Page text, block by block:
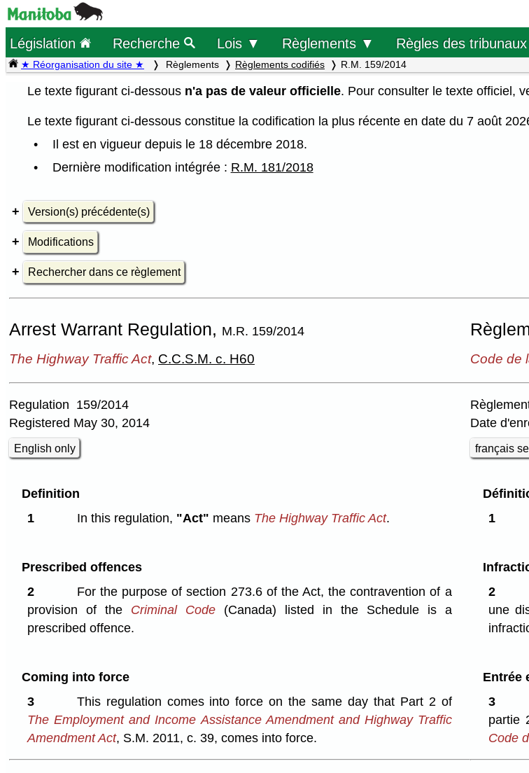
Législation Recherche Lois ▼ Règlements ▼ Règles des
★ Réorganisation du site ★ Règlements Règlements codifiés R.M. 159/2014
Le texte figurant ci-dessous n'a pas de valeur officielle. Pour consulter le texte officiel,
Le texte figurant ci-dessous constitue la codification la plus récente en date du 7 août
Il est en vigueur depuis le 18 décembre 2018.
Dernière modification intégrée : R.M. 181/2018
Version(s) précédente(s)
Modifications
Rechercher dans ce règlement
Arrest Warrant Regulation, M.R. 159/2014
The Highway Traffic Act, C.C.S.M. c. H60 Code de
Regulation 159/2014
Registered May 30, 2014
English only
Date
français
Definition
1
In this regulation, "Act" means The Highway Traffic Act.
1
Prescribed offences
2
For the purpose of section 273.6 of the Act, the contravention of a
provision of the Criminal Code (Canada) listed in the Schedule is a
prescribed offence.
2
une
Coming into force
3
This regulation comes into force on the same day that Part 2 of
The Employment and Income Assistance Amendment and Highway Traffic
Amendment Act, S.M. 2011, c. 39, comes into force.
Entrée
3
partie
Code